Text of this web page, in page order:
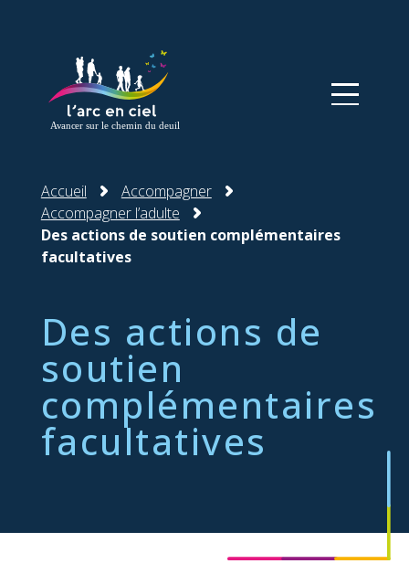
Accueil
Accompagner
Accompagner l’adulte
Des actions de soutien complémentaires
facultatives
Des actions de
soutien
complémentaires
facultatives